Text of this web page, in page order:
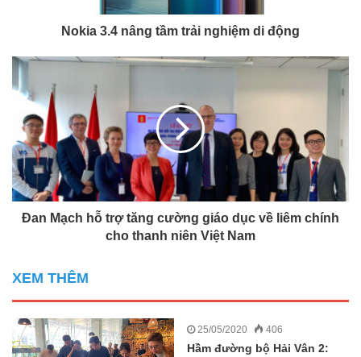
Nokia 3.4 nâng tầm trải nghiệm di động
Đan Mạch hỗ trợ tăng cường giáo dục về liêm chính
cho thanh niên Việt Nam
XEM THÊM
25/05/2020 406
Hầm đường bộ Hải Vân 2: